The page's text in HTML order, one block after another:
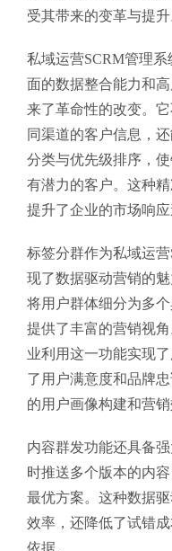
受其带来的变革与提升
私域运营SCRM管理
面的数据整合能力和
来了革命性的改变。
同渠道的客户信息，
分类与优先级排序，
有潜力的客户。这种
提升了企业的市场响应
标签分群作为私域运
现了数据驱动营销的
将用户群体细分为多
提供了丰富的营销视
业利用这一功能实现
了用户满意度和品牌
的用户画像构建和营
内容群发功能还具备
时推送多个版本的内
最优方案。这种数据
效率，还降低了试错
依据。